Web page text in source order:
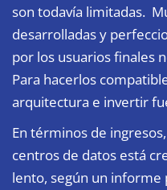
son todavía limitadas.
desarrolladas y
por los usuarios finales
Para hacerlos
arquitectura e invertir
En términos de
centros de datos está
lento, según un informe